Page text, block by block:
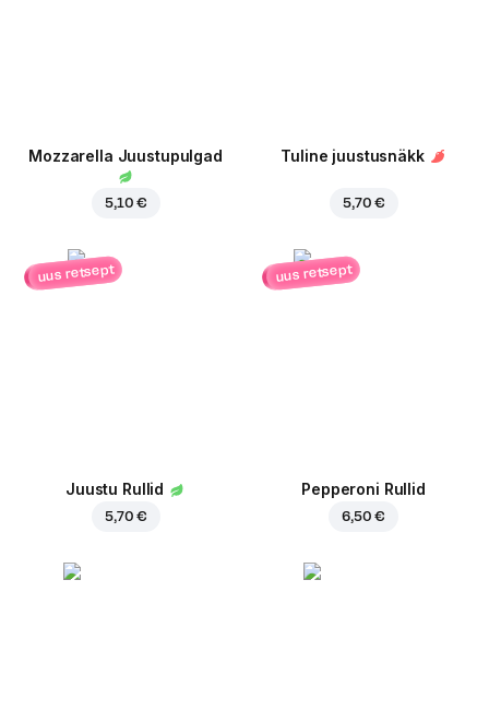
Mozzarella Juustupulgad
5,10 €
Tuline juustusnäkk
5,70 €
uus retsept
Juustu Rullid
5,70 €
uus retsept
Pepperoni Rullid
6,50 €